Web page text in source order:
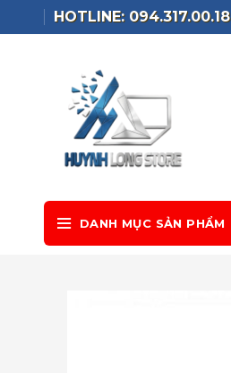
HOTLINE: 094.317.00.18
DANH MỤC SẢN PHẨM